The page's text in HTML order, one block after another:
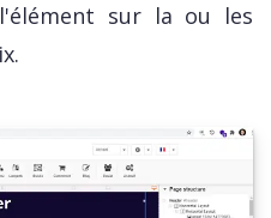
sur la ou les